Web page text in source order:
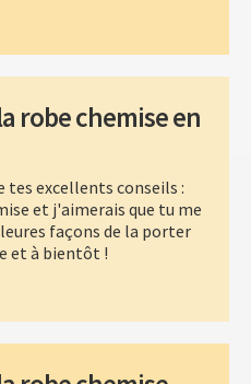
robe chemise en
tes excellents conseils :
et j'aimerais que tu me
façons de la porter
et à bientôt !